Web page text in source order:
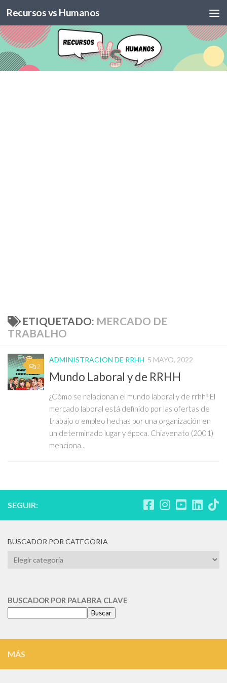
Skip to content
Recursos vs Humanos
ETIQUETADO: MERCADO DE
TRABALHO
2
ADMINISTRACION DE RRHH 5 MAYO, 2022
Mundo Laboral y de RRHH
¿Cómo se relacionan el mundo laboral y de rrhh? El
mercado laboral está definido por las ofertas de
trabajo o empleo hechas por una organización en
un determinado lugar y época. Chiavenato (2001)
menciona...
SEGUIR:
BUSCADOR POR CATEGORIA
BUSCADOR
BUSCADOR POR PALABRA CLAVE
Buscar
MÁS